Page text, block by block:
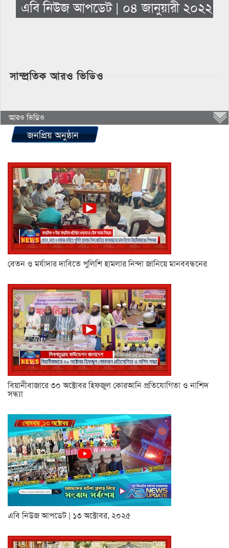
এবি নিউজ আপডেট | ০৪ জানুয়ারী ২০২২
সাম্প্রতিক আরও ভিডিও
আরও ভিডিও
জনপ্রিয় অনুষ্ঠান
বেতন ও মর্যাদার দাবিতে পুলিশি হামলার নিন্দা জানিয়ে মানববন্ধনের
বিয়ানীবাজারে ৩০ অক্টোবর হিফজুল কোরআনি প্রতিযোগিতা ও নাশিদ
সন্ধ্যা
এবি নিউজ আপডেট | ১৩ অক্টোবর, ২০২৫